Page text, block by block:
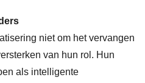
niet om het vervangen
van hun rol. Hun
als intelligente